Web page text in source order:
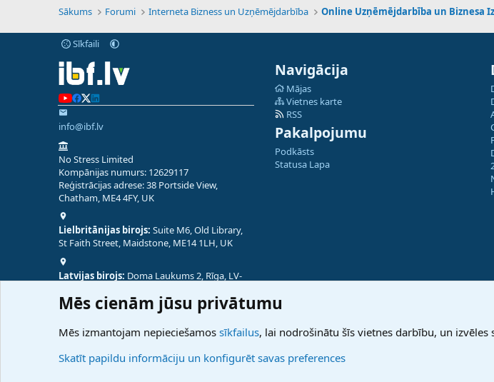
Sākums Forumi Interneta Bizness un Uzņēmējdarbība
Sīkfaili
info@ibf.lv
No Stress Limited
Kompānijas numurs: 12629117
Reģistrācijas adrese: 38 Portside View,
Chatham, ME4 4FY, UK
Lielbritānijas birojs: Suite M6, Old Library,
St Faith Street, Maidstone, ME14 1LH, UK
Latvijas birojs: Doma Laukums 2, Rīga, LV-
Navigācija
Mājas
Vietnes karte
RSS
Pakalpojumu
Podkāsts
Statusa Lapa
Mēs cienām jūsu privātumu
Mēs izmantojam nepieciešamos sīkfailus, lai nodrošinātu šīs vietnes darbību, un
Skatīt papildu informāciju un konfigurēt savas preferences